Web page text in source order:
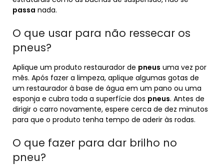
passa nada.
O que usar para não ressecar os
pneus?
Aplique um produto restaurador de pneus uma vez por
mês. Após fazer a limpeza, aplique algumas gotas de
um restaurador à base de água em um pano ou uma
esponja e cubra toda a superfície dos pneus. Antes de
dirigir o carro novamente, espere cerca de dez minutos
para que o produto tenha tempo de aderir às rodas.
O que fazer para dar brilho no
pneu?